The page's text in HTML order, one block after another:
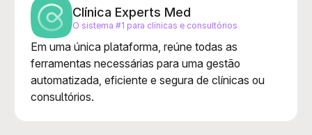
Clínica Experts Med
O sistema #1 para clínicas e consultórios
Em uma única plataforma, reúne todas as
ferramentas necessárias para uma gestão
automatizada, eficiente e segura de clínicas ou
consultórios.